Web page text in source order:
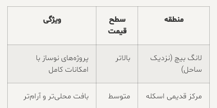
منطقه
سطح
قیمت
ویژگی
لانگ بیچ (نزدیک
ساحل)
بالاتر
پروژه‌های نوساز با
امکانات کامل
مرکز قدیمی اسکله متوسط بافت محلی‌تر و آرام‌تر